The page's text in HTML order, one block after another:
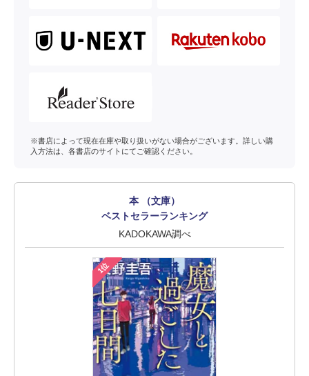
※書店によって現在在庫や取り扱いがない場合がございます。詳しい購
入方法は、各書店のサイトにてご確認ください。
本 （文庫）
ベストセラーランキング
KADOKAWA調べ
1位